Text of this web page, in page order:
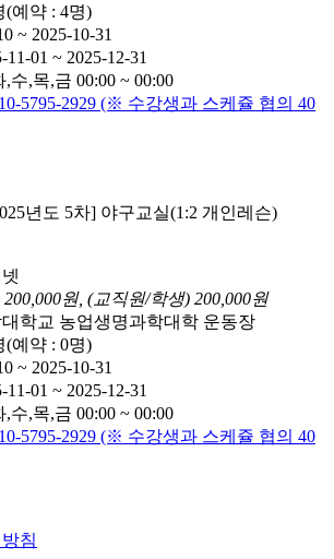
(예약 : 4명)
~ 2025-10-31
11-01 ~ 2025-12-31
,수,목,금 00:00 ~ 00:00
5795-2929 (※ 수강생과 스케쥴 협의 40
년도 5차] 야구교실(1:2 개인레슨)
원, (교직원/학생) 200,000원
학교 농업생명과학대학 운동장
(예약 : 0명)
~ 2025-10-31
11-01 ~ 2025-12-31
,수,목,금 00:00 ~ 00:00
5795-2929 (※ 수강생과 스케쥴 협의 40
침